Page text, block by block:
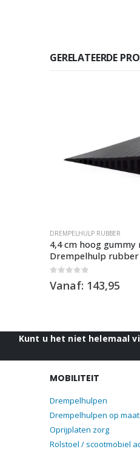
GERELATEERDE
DREMPELHULP RUBBER
4,4 cm hoog gummy
Drempelhulp rubber
out of 5
Vanaf: 143,95
Kunt u het niet helemaal
MOBILITEIT
Drempelhulpen
Drempelhulpen op maat
Oprijplaten zorg
Rolstoel / scootmobiel